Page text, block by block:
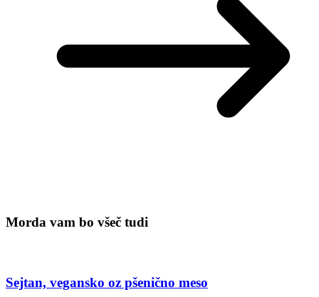
Morda vam bo všeč tudi
Sejtan, vegansko oz pšenično meso